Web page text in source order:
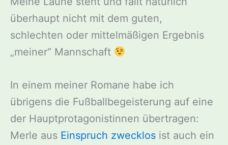
überhaupt nicht mit dem guten,
schlechten oder mittelmäßigen Ergebnis
„meiner“ Mannschaft
In einem meiner Romane habe ich
übrigens die Fußballbegeisterung auf eine
der Hauptprotagonistinnen übertragen:
Merle aus Einspruch zwecklos ist auch ein